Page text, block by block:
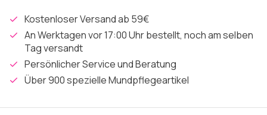
Kostenloser Versand ab 59€
An Werktagen vor 17:00 Uhr bestellt, noch am selben
Tag versandt
Persönlicher Service und Beratung
Über 900 spezielle Mundpflegeartikel